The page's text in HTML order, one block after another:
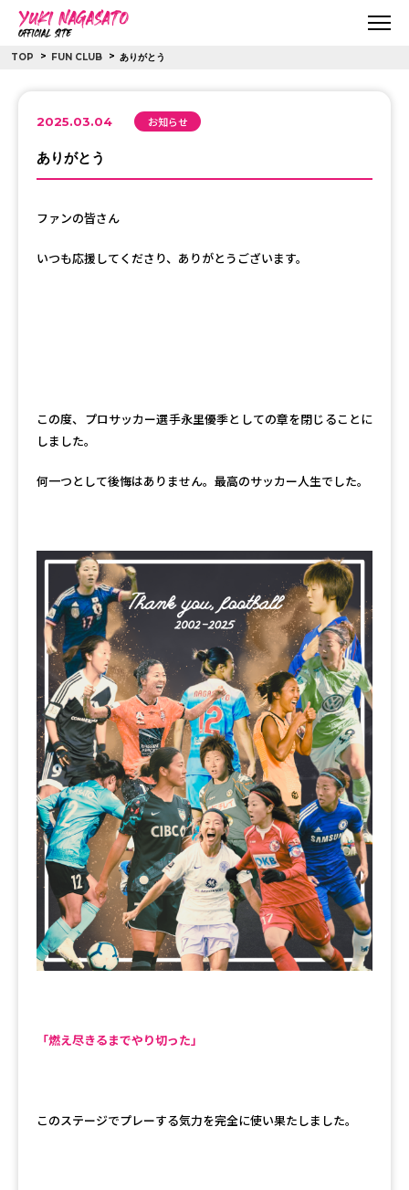
TOP > FUN CLUB > ありがとう
2025.03.04 お知らせ
ありがとう
ファンの皆さん
いつも応援してくださり、ありがとうございます。
この度、プロサッカー選手永里優季としての章を閉じることに
しました。
何一つとして後悔はありません。最高のサッカー人生でした。
「燃え尽きるまでやり切った」
このステージでプレーする気力を完全に使い果たしました。